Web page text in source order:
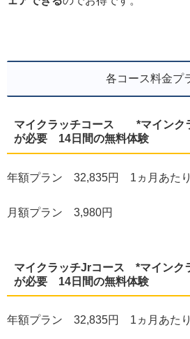
各コース料金プ
マイクラッチコース *マインク
が必要 14日間の無料体験
年額プラン 32,835円 1ヵ月あた
月額プラン 3,980円
マイクラッチJrコース *マインク
が必要 14日間の無料体験
年額プラン 32,835円 1ヵ月あた